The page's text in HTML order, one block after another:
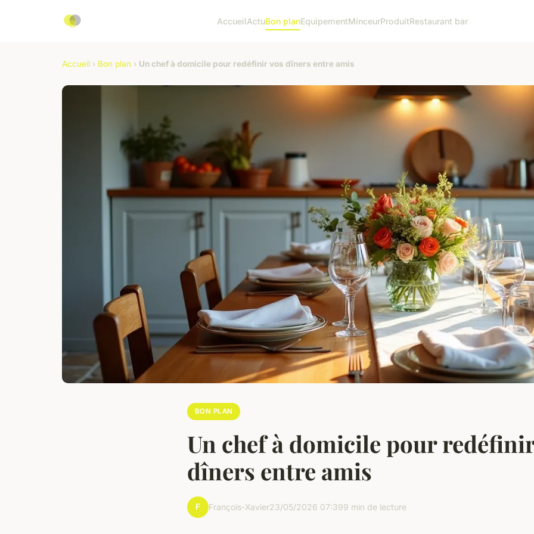
AccueilActuBon planEquipementMinceurProduitRestaurant bar
Accueil › Bon plan › Un chef à domicile pour redéfinir vos dîners entre amis
BON PLAN
Un chef à domicile pour
dîners entre amis
F François-Xavier23/05/2026 07:399 min de lecture